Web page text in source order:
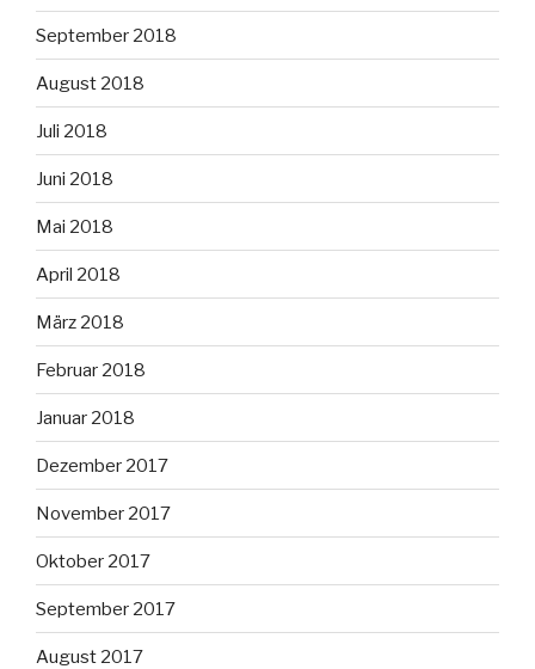
September 2018
August 2018
Juli 2018
Juni 2018
Mai 2018
April 2018
März 2018
Februar 2018
Januar 2018
Dezember 2017
November 2017
Oktober 2017
September 2017
August 2017